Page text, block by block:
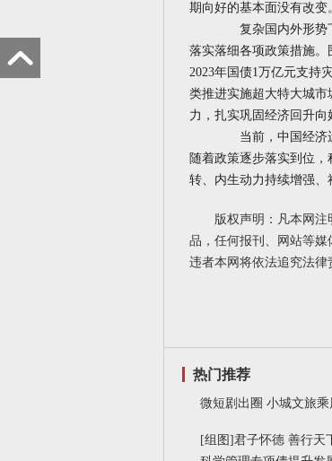
期向好的基本面没有改变。
复杂国内外形势下
落实落细各项政策措施
2023年国债1万亿元支持
类推进实施超大特大城
力，扎实巩固经济回升向
当前，中国经济运
随着政策逐步落实到位
转、内生动力持续增强、
版权声明：凡本网
品，任何报刊、网站等媒
违者本网将依法追究法
热门推荐
微短剧出圈 小城文旅乘
[组图]君子怀德 善行